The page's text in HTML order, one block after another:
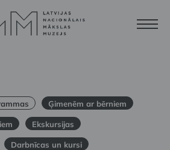
Ģimenēm ar bērniem
Ekskursijas
Darbnīcas un kursi